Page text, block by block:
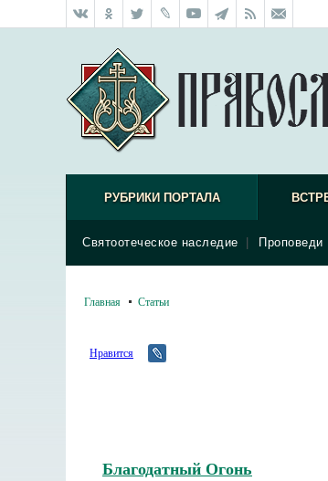
РУБРИКИ ПОРТАЛА
Святоотеческое наследие Проповеди
Главная Статьи
Нравится
Благодатный Огонь